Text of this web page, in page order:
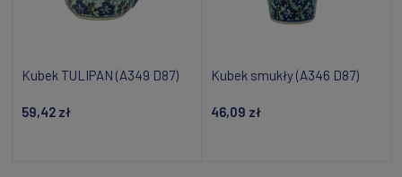
Kubek TULIPAN (A349 D87)
59,42 zł
Kubek smukły (A346 D87)
46,09 zł